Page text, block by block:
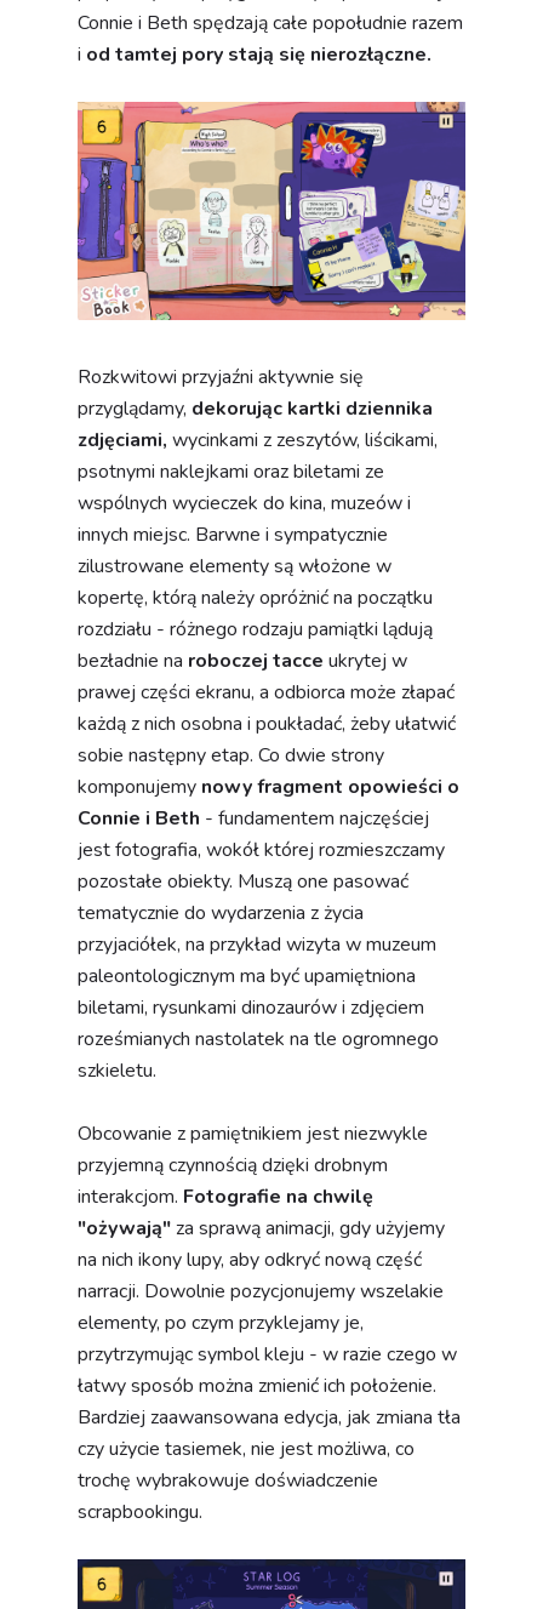
Connie i Beth spędzają całe popołudnie razem
i od tamtej pory stają się nierozłączne.
Rozkwitowi przyjaźni aktywnie się
przyglądamy, dekorując kartki dziennika
zdjęciami, wycinkami z zeszytów, liścikami,
psotnymi naklejkami oraz biletami ze
wspólnych wycieczek do kina, muzeów i
innych miejsc. Barwne i sympatycznie
zilustrowane elementy są włożone w
kopertę, którą należy opróżnić na początku
rozdziału - różnego rodzaju pamiątki lądują
bezładnie na roboczej tacce ukrytej w
prawej części ekranu, a odbiorca może złapać
każdą z nich osobna i poukładać, żeby ułatwić
sobie następny etap. Co dwie strony
komponujemy nowy fragment opowieści o
Connie i Beth - fundamentem najczęściej
jest fotografia, wokół której rozmieszczamy
pozostałe obiekty. Muszą one pasować
tematycznie do wydarzenia z życia
przyjaciółek, na przykład wizyta w muzeum
paleontologicznym ma być upamiętniona
biletami, rysunkami dinozaurów i zdjęciem
roześmianych nastolatek na tle ogromnego
szkieletu.
Obcowanie z pamiętnikiem jest niezwykle
przyjemną czynnością dzięki drobnym
interakcjom. Fotografie na chwilę
"ożywają"za sprawą animacji, gdy użyjemy
na nich ikony lupy, aby odkryć nową część
narracji. Dowolnie pozycjonujemy wszelakie
elementy, po czym przyklejamy je,
przytrzymując symbol kleju - w razie czego w
łatwy sposób można zmienić ich położenie.
Bardziej zaawansowana edycja, jak zmiana tła
czy użycie tasiemek, nie jest możliwa, co
trochę wybrakowuje doświadczenie
scrapbookingu.